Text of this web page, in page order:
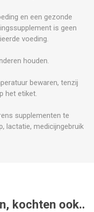
en een gezonde
is geen
voeding.
houden.
bewaren, tenzij
het etiket.
supplementen te
lactatie, medicijngebruik
kochten ook..